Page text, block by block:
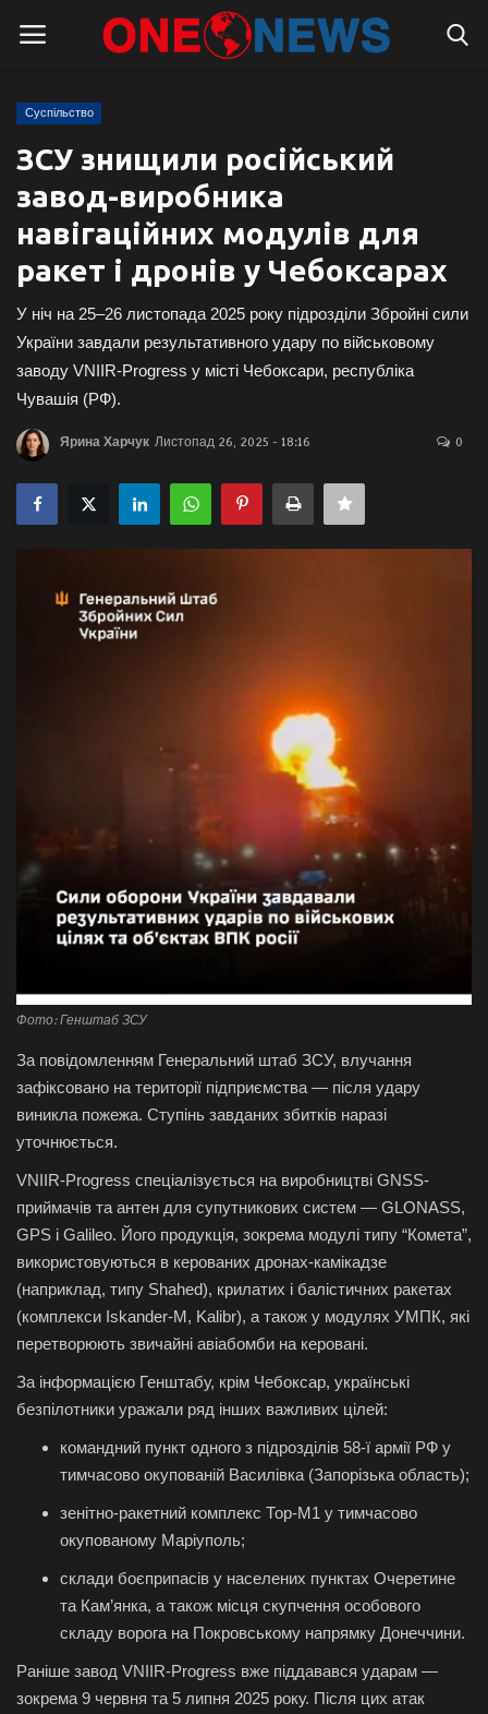
Логін
Головна
Контакти
Про нас
Підтримати проєкт
Галерея
Економіка
Відео
Мова
Суспільство
ЗСУ знищили російський
завод-виробника
навігаційних модулів для
ракет і дронів у Чебоксарах
У ніч на 25–26 листопада 2025 року підрозділи Збройні сили
України завдали результативного удару по військовому
заводу VNIIR-Progress у місті Чебоксари, республіка
Чувашія (РФ).
Ярина Харчук Листопад 26, 2025 - 18:16 0
Фото: Генштаб ЗСУ
За повідомленням Генеральний штаб ЗСУ, влучання
зафіксовано на території підприємства — після удару
виникла пожежа. Ступінь завданих збитків наразі
уточнюється.
VNIIR-Progress спеціалізується на виробництві GNSS-
приймачів та антен для супутникових систем — GLONASS,
GPS і Galileo. Його продукція, зокрема модулі типу “Комета”,
використовуються в керованих дронах-камікадзе
(наприклад, типу Shahed), крилатих і балістичних ракетах
(комплекси Iskander‑M, Kalibr), а також у модулях УМПК, які
перетворюють звичайні авіабомби на керовані.
За інформацією Генштабу, крім Чебоксар, українські
безпілотники уражали ряд інших важливих цілей:
командний пункт одного з підрозділів 58-ї армії РФ у
тимчасово окупованій Василівка (Запорізька область);
зенітно-ракетний комплекс Тор‑М1 у тимчасово
окупованому Маріуполь;
склади боєприпасів у населених пунктах Очеретине
та Кам’янка, а також місця скупчення особового
складу ворога на Покровському напрямку Донеччини.
Раніше завод VNIIR-Progress вже піддавався ударам —
зокрема 9 червня та 5 липня 2025 року. Після цих атак